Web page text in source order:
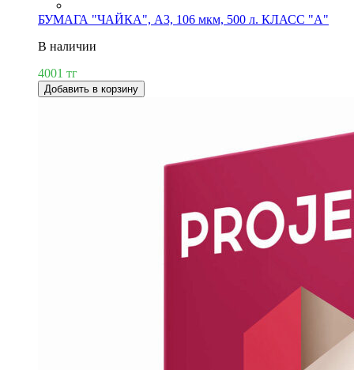
БУМАГА "ЧАЙКА", А3, 106 мкм, 500 л. КЛАСС "А"
В наличии
4001 тг
Добавить в корзину